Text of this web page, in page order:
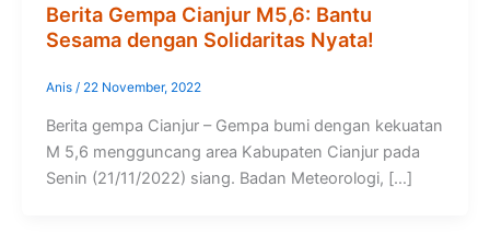
Berita Gempa Cianjur M5,6: Bantu
Sesama dengan Solidaritas Nyata!
Anis / 22 November, 2022
Berita gempa Cianjur – Gempa bumi dengan kekuatan
M 5,6 mengguncang area Kabupaten Cianjur pada
Senin (21/11/2022) siang. Badan Meteorologi, […]